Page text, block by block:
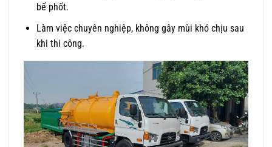
bể phốt.
Làm việc chuyên nghiệp, không gây mùi khó chịu sau
khi thi công.